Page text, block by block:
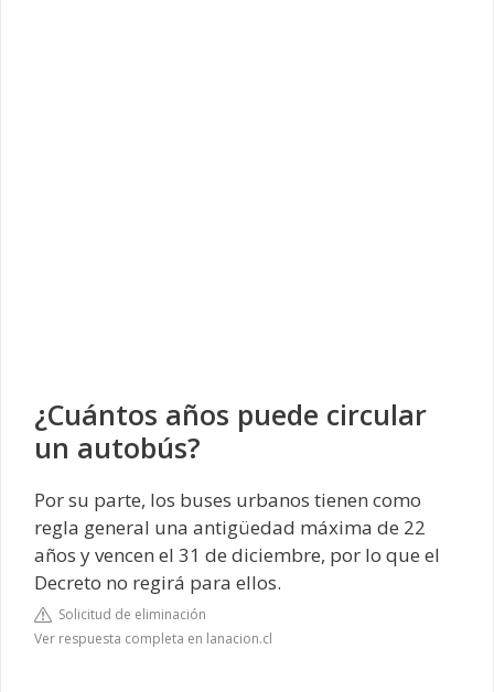
¿Cuántos años puede circular
un autobús?
Por su parte, los buses urbanos tienen como
regla general una antigüedad máxima de 22
años y vencen el 31 de diciembre, por lo que el
Decreto no regirá para ellos.
Solicitud de eliminación
Ver respuesta completa en lanacion.cl